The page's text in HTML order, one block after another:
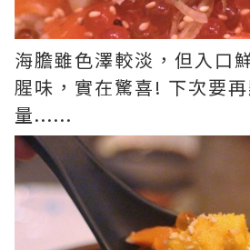
海膽雖色澤較淡，但入口
腥味，實在驚喜! 下次要
量......